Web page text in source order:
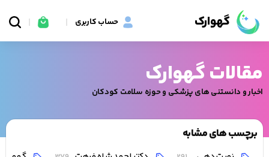
گهوارک حساب کاربری
مقالات گهوارک
اخبار و دانستنی های پزشکی و حوزه سلامت کودکان
برچسب های مشابه